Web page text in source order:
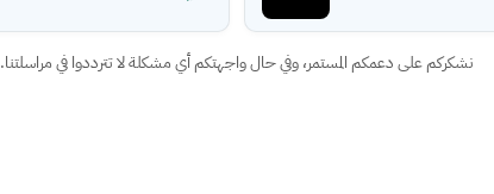
نشكركم على دعمكم المستمر، وفي حال واجهتكم أي مشكلة لا تترددوا في مراسلتنا.